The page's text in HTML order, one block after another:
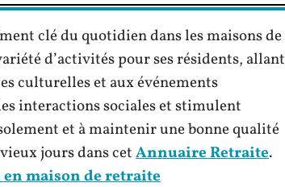
clé du quotidien dans les maisons de
d’activités pour ses résidents, allant
culturelles et aux événements
interactions sociales et stimulent
et à maintenir une bonne qualité
jours dans cetAnnuaire Retraite.
en maison de retraite